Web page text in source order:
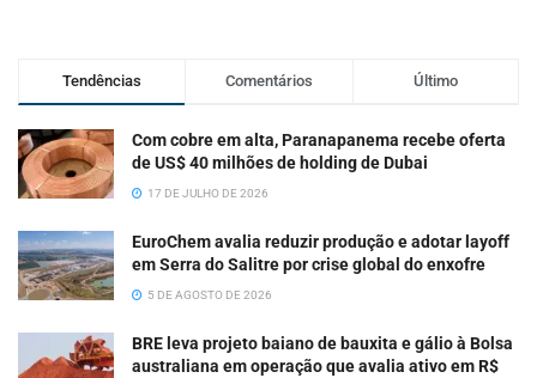
Tendências Comentários Último
Com cobre em alta, Paranapanema recebe oferta
de US$ 40 milhões de holding de Dubai
17 DE JULHO DE 2026
EuroChem avalia reduzir produção e adotar layoff
em Serra do Salitre por crise global do enxofre
5 DE AGOSTO DE 2026
BRE leva projeto baiano de bauxita e gálio à Bolsa
australiana em operação que avalia ativo em R$